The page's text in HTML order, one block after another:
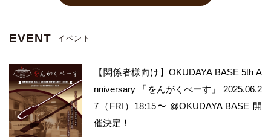
EVENT イベント
【関係者様向け】OKUDAYA BASE 5th A
nniversary 「をんがくべーす」 2025.06.2
7（FRI）18:15〜 @OKUDAYA BASE 開
催決定！